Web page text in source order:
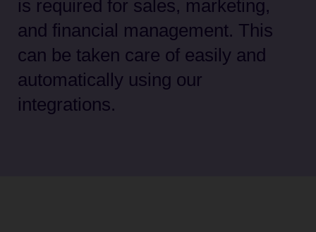
is required for sales, marketing,
and financial management. This
can be taken care of easily and
automatically using our
integrations.